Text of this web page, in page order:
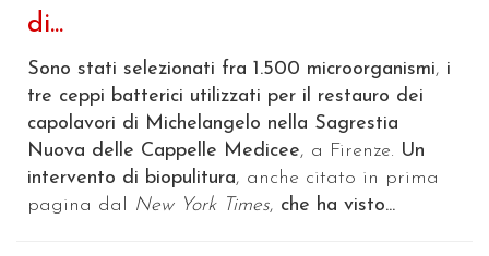
di...
Sono stati selezionati fra 1.500 microorganismi, i
tre ceppi batterici utilizzati per il restauro dei
capolavori di Michelangelo nella Sagrestia
Nuova delle Cappelle Medicee, a Firenze. Un
intervento di biopulitura, anche citato in prima
pagina dal New York Times, che ha visto...